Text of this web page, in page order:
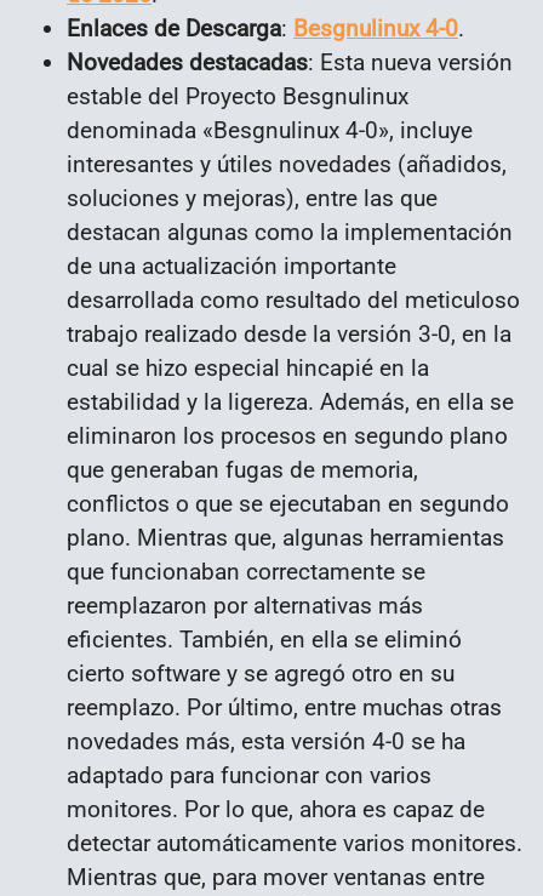
Enlaces de Descarga: Besgnulinux 4-0.
Novedades destacadas: Esta nueva versión
estable del Proyecto Besgnulinux
denominada «Besgnulinux 4-0», incluye
interesantes y útiles novedades (añadidos,
soluciones y mejoras), entre las que
destacan algunas como la implementación
de una actualización importante
desarrollada como resultado del meticuloso
trabajo realizado desde la versión 3-0, en la
cual se hizo especial hincapié en la
estabilidad y la ligereza. Además, en ella se
eliminaron los procesos en segundo plano
que generaban fugas de memoria,
conflictos o que se ejecutaban en segundo
plano. Mientras que, algunas herramientas
que funcionaban correctamente se
reemplazaron por alternativas más
eficientes. También, en ella se eliminó
cierto software y se agregó otro en su
reemplazo. Por último, entre muchas otras
novedades más, esta versión 4-0 se ha
adaptado para funcionar con varios
monitores. Por lo que, ahora es capaz de
detectar automáticamente varios monitores.
Mientras que, para mover ventanas entre